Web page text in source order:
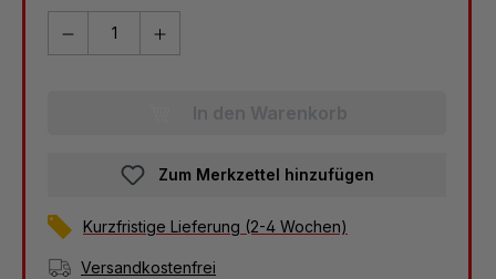
Zum Merkzettel hinzufügen
Kurzfristige Lieferung (2-4 Wochen)
Versandkostenfrei